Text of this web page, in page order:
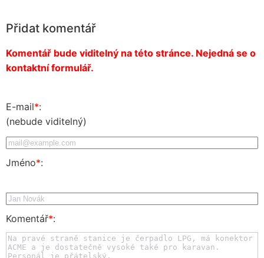
Přidat komentář
Komentář bude viditelný na této stránce. Nejedná se o
kontaktní formulář.
E-mail*:
(nebude viditelný)
Jméno*:
Komentář*: